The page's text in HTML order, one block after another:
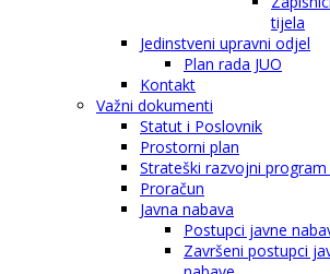
tijela
Jedinstveni upravni odjel
Plan rada JUO
Kontakt
Važni dokumenti
Statut i Poslovnik
Prostorni plan
Strateški razvojni
Proračun
Javna nabava
Postupci javne
Završeni postupci